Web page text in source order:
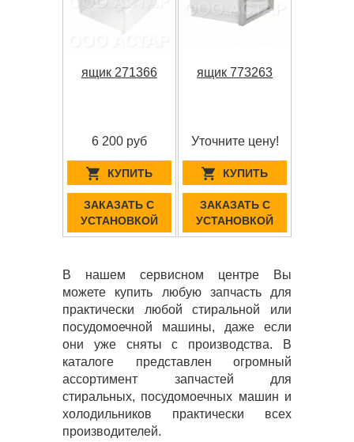
ящик 271366
6 200 руб
КУПИТЬ
ЗАКАЗАТЬ С
УСТАНОВКОЙ
ящик 773263
Уточните цену!
КУПИТЬ
ЗАКАЗАТЬ С
УСТАНОВКОЙ
В нашем сервисном центре Вы
можете купить любую запчасть для
практически любой стиральной или
посудомоечной машины, даже если
они уже сняты с производства. В
каталоге представлен огромный
ассортимент запчастей для
стиральных, посудомоечных машин и
холодильников практически всех
производителей.